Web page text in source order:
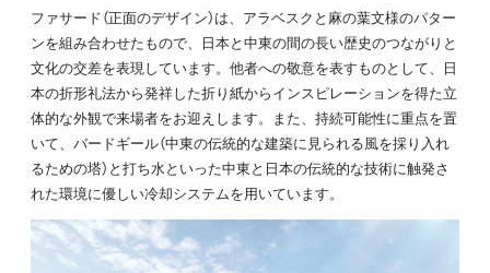
ファサード（正面のデザイン）は、アラベスクと麻の葉文様のパター
ンを組み合わせたもので、日本と中東の間の長い歴史のつながりと
文化の交差を表現しています。他者への敬意を表すものとして、日
本の折形礼法から発祥した折り紙からインスピレーションを得た立
体的な外観で来場者をお迎えします。また、持続可能性に重点を置
いて、バードギール（中東の伝統的な建築に見られる風を採り入れ
るための塔）と打ち水といった中東と日本の伝統的な技術に触発さ
れた環境に優しい冷却システムを用いています。